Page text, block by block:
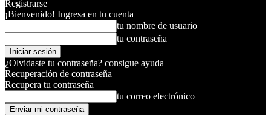
Registrarse
¡Bienvenido! Ingresa en tu cuenta
tu nombre de usuario
tu contraseña
¿Olvidaste tu contraseña? consigue ayuda
Recuperación de contraseña
Recupera tu contraseña
tu correo electrónico